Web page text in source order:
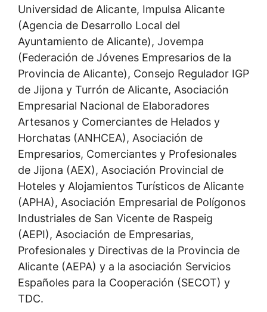
Universidad de Alicante, Impulsa Alicante
(Agencia de Desarrollo Local del
Ayuntamiento de Alicante), Jovempa
(Federación de Jóvenes Empresarios de la
Provincia de Alicante), Consejo Regulador IGP
de Jijona y Turrón de Alicante, Asociación
Empresarial Nacional de Elaboradores
Artesanos y Comerciantes de Helados y
Horchatas (ANHCEA), Asociación de
Empresarios, Comerciantes y Profesionales
de Jijona (AEX), Asociación Provincial de
Hoteles y Alojamientos Turísticos de Alicante
(APHA), Asociación Empresarial de Polígonos
Industriales de San Vicente de Raspeig
(AEPI), Asociación de Empresarias,
Profesionales y Directivas de la Provincia de
Alicante (AEPA) y a la asociación Servicios
Españoles para la Cooperación (SECOT) y
TDC.